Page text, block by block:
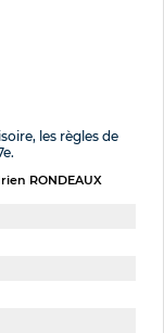
les règles de
RONDEAUX